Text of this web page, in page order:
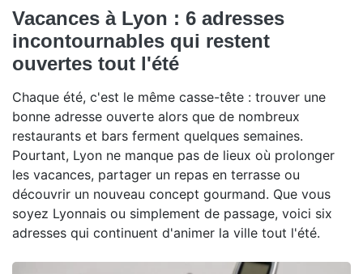
Vacances à Lyon : 6 adresses
incontournables qui restent
ouvertes tout l'été
Chaque été, c'est le même casse-tête : trouver une
bonne adresse ouverte alors que de nombreux
restaurants et bars ferment quelques semaines.
Pourtant, Lyon ne manque pas de lieux où prolonger
les vacances, partager un repas en terrasse ou
découvrir un nouveau concept gourmand. Que vous
soyez Lyonnais ou simplement de passage, voici six
adresses qui continuent d'animer la ville tout l'été.